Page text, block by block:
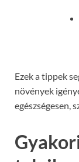
Ezek a tippek
növények
egészségesen,